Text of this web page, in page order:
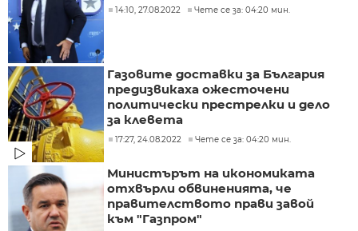
14:10, 27.08.2022 Чете се за: 04:20 мин.
Газовите доставки за България
предизвикаха ожесточени
политически престрелки и дело
за клевета
17:27, 24.08.2022 Чете се за: 04:20 мин.
Министърът на икономиката
отхвърли обвиненията, че
правителството прави завой
към "Газпром"